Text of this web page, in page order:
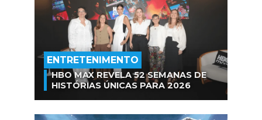
ENTRETENIMENTO
HBO MAX REVELA 52 SEMANAS DE
HISTÓRIAS ÚNICAS PARA 2026